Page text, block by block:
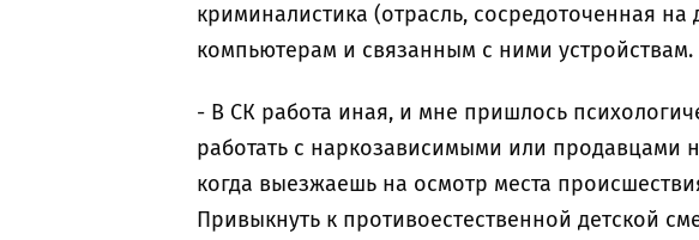
криминалистика (отрасль, сосредоточенная на
компьютерам и связанным с ними устройствам.
- В СК работа иная, и мне пришлось
работать с наркозависимыми или продавцами
когда выезжаешь на осмотр места
Привыкнуть к противоестественной детской